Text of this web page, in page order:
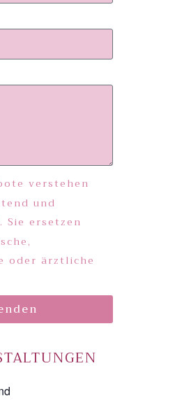
verstehen
und
ersetzen
oder ärztliche